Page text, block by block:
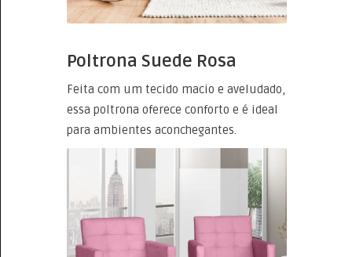
Poltrona Suede Rosa
Feita com um tecido macio e aveludado,
essa poltrona oferece conforto e é ideal
para ambientes aconchegantes.